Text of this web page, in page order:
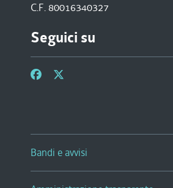
C.F. 80016340327
Seguici su
Bandi e avvisi